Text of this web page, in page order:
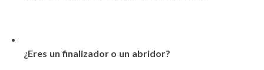
¿Eres un finalizador o un abridor?